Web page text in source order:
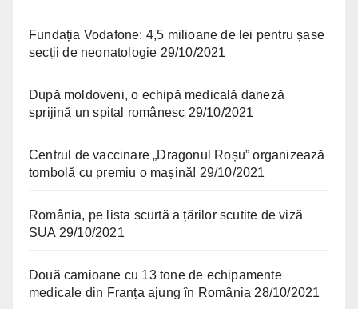
Fundația Vodafone: 4,5 milioane de lei pentru șase
secții de neonatologie 29/10/2021
După moldoveni, o echipă medicală daneză
sprijină un spital românesc 29/10/2021
Centrul de vaccinare „Dragonul Roșu” organizează
tombolă cu premiu o mașină! 29/10/2021
România, pe lista scurtă a țărilor scutite de viză
SUA 29/10/2021
Două camioane cu 13 tone de echipamente
medicale din Franța ajung în România 28/10/2021